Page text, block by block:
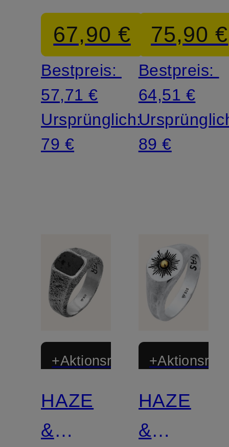
67,90 €
Bestpreis:
57,71 €
Ursprünglich:
79 €
75,90 €
Bestpreis:
64,51 €
89 €
+Aktionsrabatt
HAZE
&
HAZE
&